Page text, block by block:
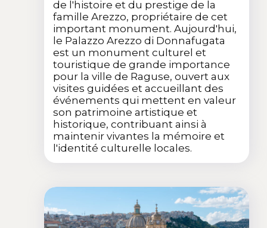
de l'histoire et du prestige de la
famille Arezzo, propriétaire de cet
important monument. Aujourd'hui,
le Palazzo Arezzo di Donnafugata
est un monument culturel et
touristique de grande importance
pour la ville de Raguse, ouvert aux
visites guidées et accueillant des
événements qui mettent en valeur
son patrimoine artistique et
historique, contribuant ainsi à
maintenir vivantes la mémoire et
l'identité culturelle locales.